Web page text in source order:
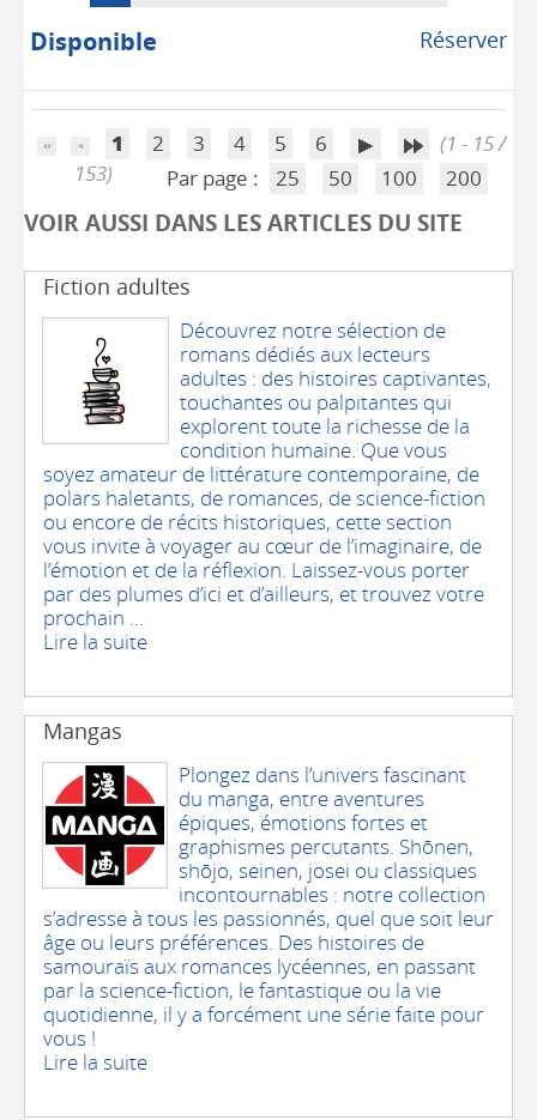
Réserver
Disponible
1 2 3 4 5 6
(1 - 15 /
153)
Par page : 25 50 100 200
VOIR AUSSI DANS LES ARTICLES DU SITE
Fiction adultes
Découvrez notre sélection de
romans dédiés aux lecteurs
adultes : des histoires captivantes,
touchantes ou palpitantes qui
explorent toute la richesse de la
condition humaine. Que vous
soyez amateur de littérature contemporaine, de
polars haletants, de romances, de science-fiction
ou encore de récits historiques, cette section
vous invite à voyager au cœur de l’imaginaire, de
l’émotion et de la réflexion. Laissez-vous porter
par des plumes d’ici et d’ailleurs, et trouvez votre
prochain ...
Lire la suite
Mangas
Plongez dans l’univers fascinant
du manga, entre aventures
épiques, émotions fortes et
graphismes percutants. Shōnen,
shōjo, seinen, josei ou classiques
incontournables : notre collection
s’adresse à tous les passionnés, quel que soit leur
âge ou leurs préférences. Des histoires de
samouraïs aux romances lycéennes, en passant
par la science-fiction, le fantastique ou la vie
quotidienne, il y a forcément une série faite pour
vous !
Lire la suite